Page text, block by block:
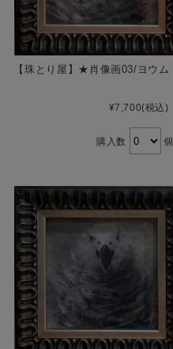
【珠とり屋】★肖像画03/ヨウム
¥7,700(税込)
購入数 個